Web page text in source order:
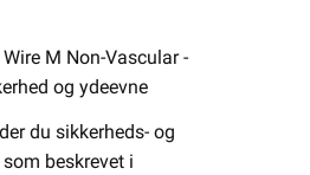
M Non-Vascular -
og ydeevne
du sikkerheds- og
beskrevet i